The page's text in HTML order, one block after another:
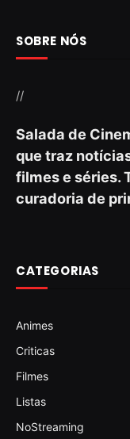
SOBRE NÓS
//
Salada de
que traz
filmes e séries.
curadoria de
CATEGORIAS
Animes
Criticas
Filmes
Listas
NoStreaming